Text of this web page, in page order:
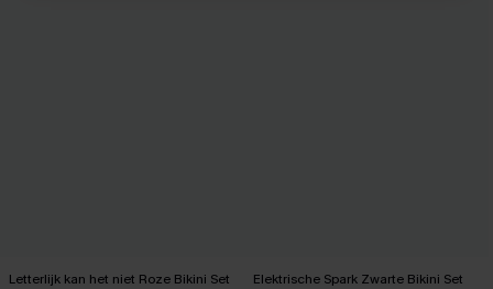
Letterlijk kan het niet Roze Bikini Set Elektrische Spark Zwarte Bikini Set